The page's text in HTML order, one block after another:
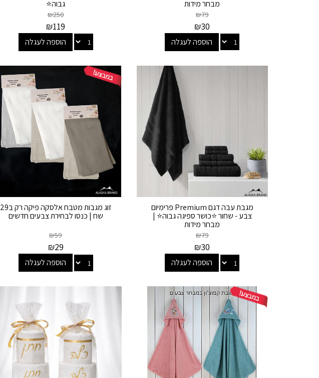
מבחר מידות
₪79
₪30
הוספה לעגלה
גבוה⭐
₪250
₪119
הוספה לעגלה
מגבת עבה דגם Premium פרימיום
צבע - שחור ⭐כושר ספיגה גבוה⭐ |
מבחר מידות
₪79
₪30
הוספה לעגלה
זוג מגבות מטבח אלסקה פיקה רק ב29
שח | כנסו לבחירת צבעים חדשים
₪59
₪29
הוספה לעגלה